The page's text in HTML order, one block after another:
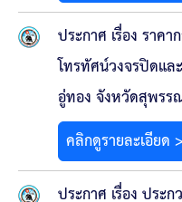
ITA : การประเมิ
การจัดการความ
ข้อระเบียบและกฎห
มาตรฐานการปฏิ
ประกาศ เรื่อง ราค
โทรทัศน์วงจรปิดแล
อู่ทอง จังหวัดสุพร
คลิกดูรายละเอียด
ประกาศ เรื่อง ประ